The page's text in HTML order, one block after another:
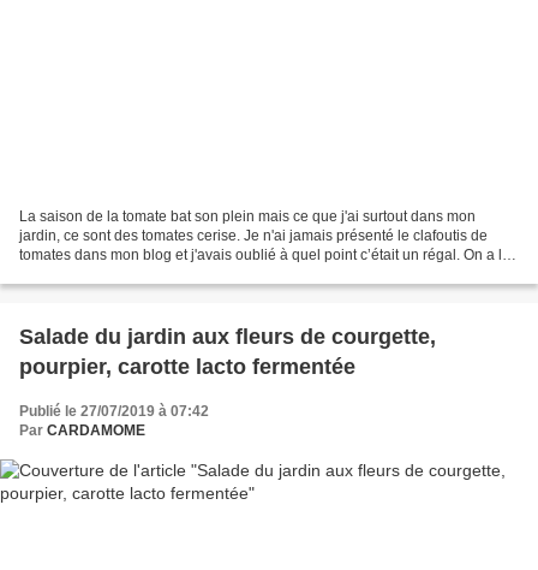
La saison de la tomate bat son plein mais ce que j'ai surtout dans mon
jardin, ce sont des tomates cerise. Je n'ai jamais présenté le clafoutis de
tomates dans mon blog et j'avais oublié à quel point c’était un régal. On a la
Salade du jardin aux fleurs de courgette,
pourpier, carotte lacto fermentée
Publié le 27/07/2019 à 07:42
Par CARDAMOME